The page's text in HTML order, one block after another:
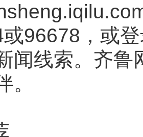
96678，或
闻线索。齐鲁
。